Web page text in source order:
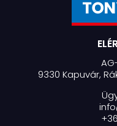
9330 Kapuvár,